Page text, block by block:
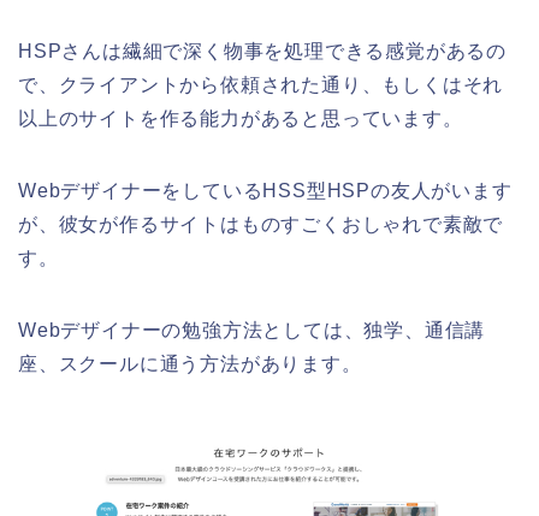
HSPさんは繊細で深く物事を処理できる感覚があるの
で、クライアントから依頼された通り、もしくはそれ
以上のサイトを作る能力があると思っています。
WebデザイナーをしているHSS型HSPの友人がいます
が、彼女が作るサイトはものすごくおしゃれで素敵で
す。
Webデザイナーの勉強方法としては、独学、通信講
座、スクールに通う方法があります。